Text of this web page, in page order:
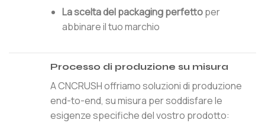
La scelta del packaging perfettoper
abbinare il tuo marchio
Processo di produzione su misura
A CNCRUSH offriamo soluzioni di produzione
end-to-end, su misura per soddisfare le
esigenze specifiche del vostro prodotto: